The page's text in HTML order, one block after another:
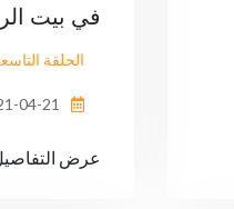
في بيت
الحلقة
عرض